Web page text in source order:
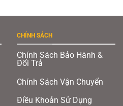
CHÍNH SÁCH
Chính Sách Bảo Hành &
Đổi Trả
Chính Sách Vận Chuyển
Điều Khoản Sử Dụng